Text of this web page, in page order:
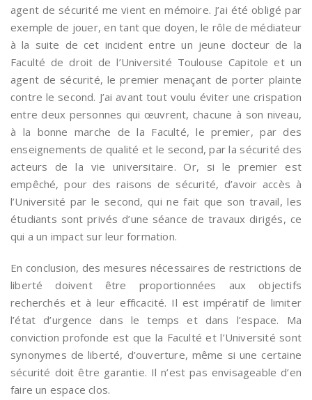
agent de sécurité me vient en mémoire. J’ai été obligé par
exemple de jouer, en tant que doyen, le rôle de médiateur
à la suite de cet incident entre un jeune docteur de la
Faculté de droit de l’Université Toulouse Capitole et un
agent de sécurité, le premier menaçant de porter plainte
contre le second. J’ai avant tout voulu éviter une crispation
entre deux personnes qui œuvrent, chacune à son niveau,
à la bonne marche de la Faculté, le premier, par des
enseignements de qualité et le second, par la sécurité des
acteurs de la vie universitaire. Or, si le premier est
empêché, pour des raisons de sécurité, d’avoir accès à
l’Université par le second, qui ne fait que son travail, les
étudiants sont privés d’une séance de travaux dirigés, ce
qui a un impact sur leur formation.
En conclusion, des mesures nécessaires de restrictions de
liberté doivent être proportionnées aux objectifs
recherchés et à leur efficacité. Il est impératif de limiter
l’état d’urgence dans le temps et dans l’espace. Ma
conviction profonde est que la Faculté et l’Université sont
synonymes de liberté, d’ouverture, même si une certaine
sécurité doit être garantie. Il n’est pas envisageable d’en
faire un espace clos.